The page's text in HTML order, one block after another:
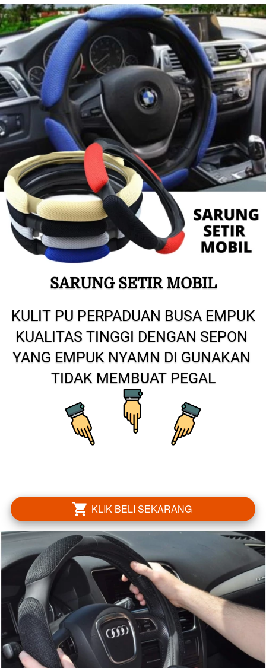
SARUNG SETIR MOBIL
KULIT PU PERPADUAN BUSA EMPUK
KUALITAS TINGGI DENGAN SEPON
YANG EMPUK NYAMN DI GUNAKAN
TIDAK MEMBUAT PEGAL
` KLIK BELI SEKARANG